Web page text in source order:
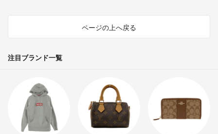
ページの上へ戻る
注目ブランド一覧